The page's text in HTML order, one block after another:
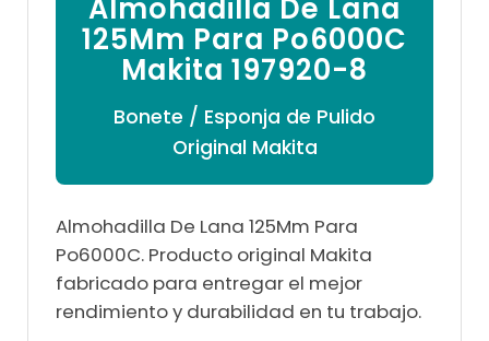
Almohadilla De Lana
125Mm Para Po6000C
Makita 197920-8
Bonete / Esponja de Pulido
Original Makita
Almohadilla De Lana 125Mm Para
Po6000C. Producto original Makita
fabricado para entregar el mejor
rendimiento y durabilidad en tu trabajo.